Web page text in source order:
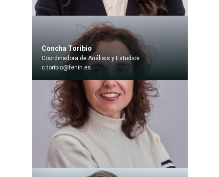
Concha Toribio
Coordinadora de Análisis y Estudios
c.toribio@fenin.es